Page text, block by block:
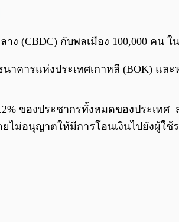
(CBDC) กับพลเมือง 100,000 คน ใ
คารแห่งประเทศเกาหลี (BOK) และ
ของประชากรทั้งหมดของประเ
ไม่อนุญาตให้มีการโอนเงินไปยังผู้ใช้